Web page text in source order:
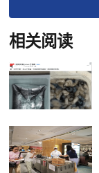
相关阅读